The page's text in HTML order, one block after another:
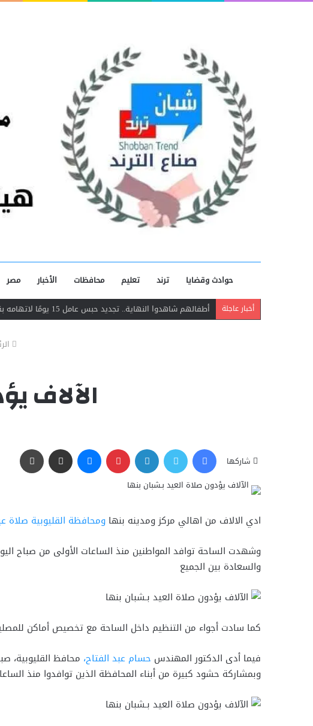
حوادث وقضايا ترند تعليم محافظات الأخبار مصر
أخبار عاجلة أطفالهم شاهدوا النهاية.. تجديد حبس عامل 15 يومًا لاتهامه بقتل زوجته طعنًا في مسطرد
الآلاف
شاركها
ادي الالاف من اهالي مركز ومدينه بنها ومحافظة القليوبية صلاة
وشهدت الساحة توافد المواطنين منذ الساعات الأولى من صباح
والسعادة بين الجميع
كما سادت أجواء من التنظيم داخل الساحة مع تخصيص أماكن
فيما أدى الدكتور المهندس حسام عبد الفتاح، محافظ القليوبية،
وبمشاركة حشود كبيرة من أبناء المحافظة الذين توافدوا منذ